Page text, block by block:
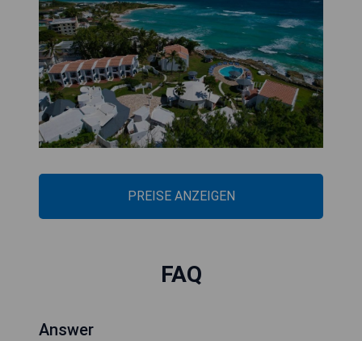
PREISE ANZEIGEN
FAQ
Answer